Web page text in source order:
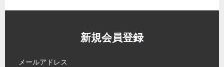
新規会員登録
メールアドレス